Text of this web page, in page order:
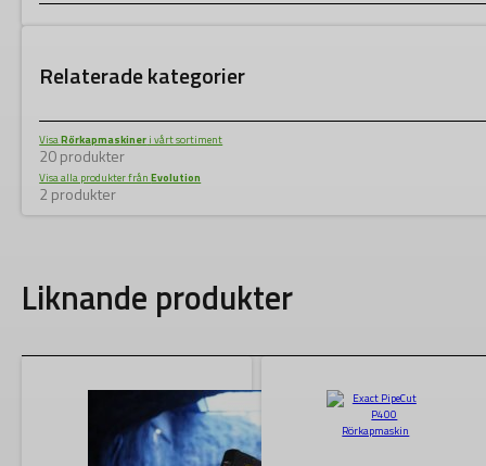
Relaterade kategorier
VisaRörkapmaskiner i vårt sortiment
20 produkter
Visa alla produkter frånEvolution
2 produkter
Liknande produkter